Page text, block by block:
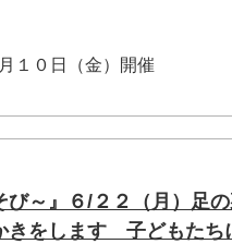
１０日（金）開催
～』６/２２（月）足の
きをします 子どもたち